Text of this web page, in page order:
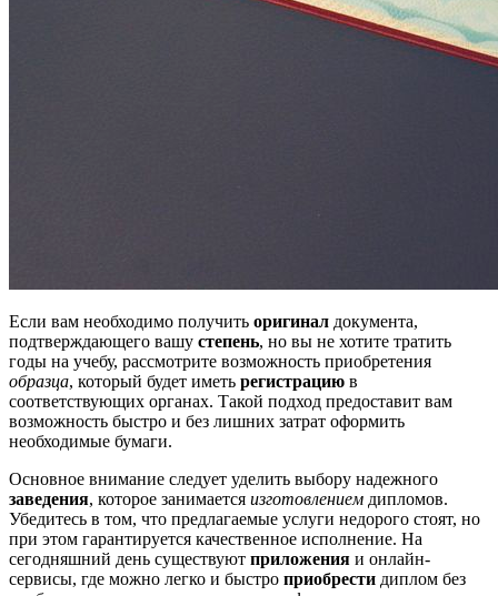
Если вам необходимо получить оригинал документа,
подтверждающего вашу степень, но вы не хотите тратить
годы на учебу, рассмотрите возможность приобретения
образца, который будет иметь регистрацию в
соответствующих органах. Такой подход предоставит вам
возможность быстро и без лишних затрат оформить
необходимые бумаги.
Основное внимание следует уделить выбору надежного
заведения, которое занимается изготовлением дипломов.
Убедитесь в том, что предлагаемые услуги недорого стоят, но
при этом гарантируется качественное исполнение. На
сегодняшний день существуют приложения и онлайн-
сервисы, где можно легко и быстро приобрести диплом без